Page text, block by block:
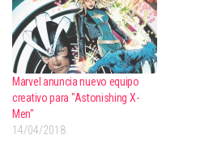
Marvel anuncia nuevo equipo
creativo para "Astonishing X-
Men"
14/04/2018